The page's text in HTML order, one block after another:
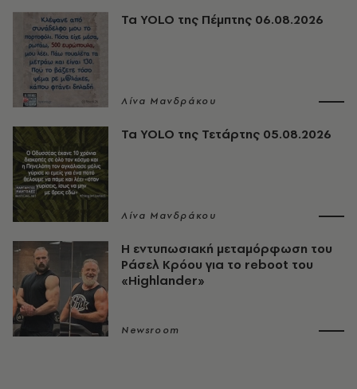
Τα YOLO της Πέμπτης 06.08.2026
Λίνα Μανδράκου
Τα YOLO της Τετάρτης 05.08.2026
Λίνα Μανδράκου
Η εντυπωσιακή μεταμόρφωση του
Ράσελ Κρόου για το reboot του
«Highlander»
Newsroom